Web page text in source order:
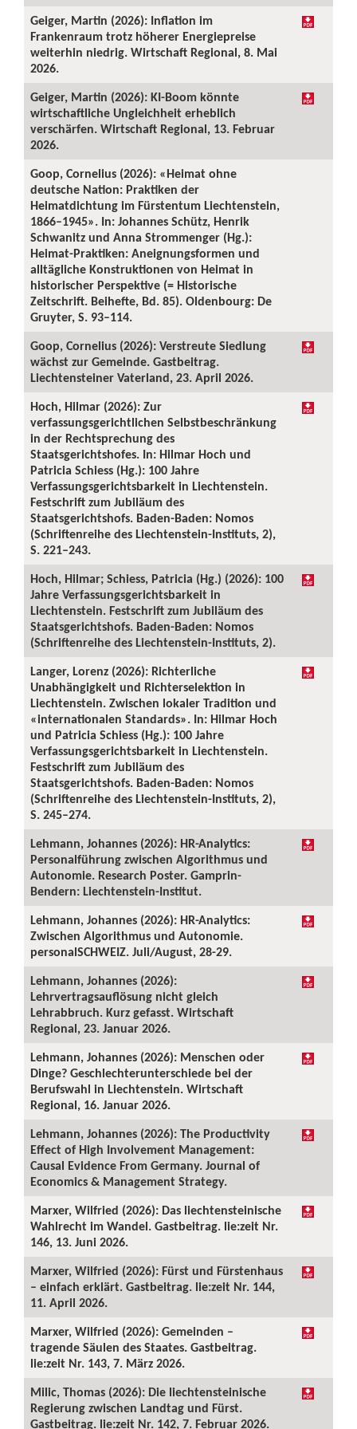
Geiger, Martin (2026): Inflation im
Frankenraum trotz höherer Energiepreise
weiterhin niedrig. Wirtschaft Regional, 8. Mai
2026.
Geiger, Martin (2026): KI-Boom könnte
wirtschaftliche Ungleichheit erheblich
verschärfen. Wirtschaft Regional, 13. Februar
2026.
Goop, Cornelius (2026): «Heimat ohne
deutsche Nation: Praktiken der
Heimatdichtung im Fürstentum Liechtenstein,
1866–1945». In: Johannes Schütz, Henrik
Schwanitz und Anna Strommenger (Hg.):
Heimat-Praktiken: Aneignungsformen und
alltägliche Konstruktionen von Heimat in
historischer Perspektive (= Historische
Zeitschrift. Beihefte, Bd. 85). Oldenbourg: De
Gruyter, S. 93–114.
Goop, Cornelius (2026): Verstreute Siedlung
wächst zur Gemeinde. Gastbeitrag.
Liechtensteiner Vaterland, 23. April 2026.
Hoch, Hilmar (2026): Zur
verfassungsgerichtlichen Selbstbeschränkung
in der Rechtsprechung des
Staatsgerichtshofes. In: Hilmar Hoch und
Patricia Schiess (Hg.): 100 Jahre
Verfassungsgerichtsbarkeit in Liechtenstein.
Festschrift zum Jubiläum des
Staatsgerichtshofs. Baden-Baden: Nomos
(Schriftenreihe des Liechtenstein-Instituts, 2),
S. 221–243.
Hoch, Hilmar; Schiess, Patricia (Hg.) (2026): 100
Jahre Verfassungsgerichtsbarkeit in
Liechtenstein. Festschrift zum Jubiläum des
Staatsgerichtshofs. Baden-Baden: Nomos
(Schriftenreihe des Liechtenstein-Instituts, 2).
Langer, Lorenz (2026): Richterliche
Unabhängigkeit und Richterselektion in
Liechtenstein. Zwischen lokaler Tradition und
«internationalen Standards». In: Hilmar Hoch
und Patricia Schiess (Hg.): 100 Jahre
Verfassungsgerichtsbarkeit in Liechtenstein.
Festschrift zum Jubiläum des
Staatsgerichtshofs. Baden-Baden: Nomos
(Schriftenreihe des Liechtenstein-Instituts, 2),
S. 245–274.
Lehmann, Johannes (2026): HR-Analytics:
Personalführung zwischen Algorithmus und
Autonomie. Research Poster. Gamprin-
Bendern: Liechtenstein-Institut.
Lehmann, Johannes (2026): HR-Analytics:
Zwischen Algorithmus und Autonomie.
personalSCHWEIZ. Juli/August, 28-29.
Lehmann, Johannes (2026):
Lehrvertragsauflösung nicht gleich
Lehrabbruch. Kurz gefasst. Wirtschaft
Regional, 23. Januar 2026.
Lehmann, Johannes (2026): Menschen oder
Dinge? Geschlechterunterschiede bei der
Berufswahl in Liechtenstein. Wirtschaft
Regional, 16. Januar 2026.
Lehmann, Johannes (2026): The Productivity
Effect of High Involvement Management:
Causal Evidence From Germany. Journal of
Economics & Management Strategy.
Marxer, Wilfried (2026): Das liechtensteinische
Wahlrecht im Wandel. Gastbeitrag. lie:zeit Nr.
146, 13. Juni 2026.
Marxer, Wilfried (2026): Fürst und Fürstenhaus
– einfach erklärt. Gastbeitrag. lie:zeit Nr. 144,
11. April 2026.
Marxer, Wilfried (2026): Gemeinden –
tragende Säulen des Staates. Gastbeitrag.
lie:zeit Nr. 143, 7. März 2026.
Milic, Thomas (2026): Die liechtensteinische
Regierung zwischen Landtag und Fürst.
Gastbeitrag. lie:zeit Nr. 142, 7. Februar 2026.